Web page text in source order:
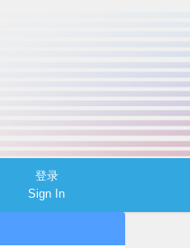
登录
Sign In